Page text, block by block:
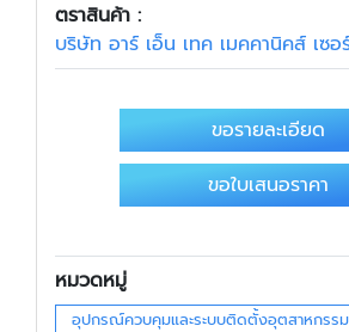
ตราสินค้า :
บริษัท อาร์ เอ็น เทค เมคคานิคส์ เซ
ขอรายละเอียด
ขอใบเสนอราคา
หมวดหมู่
อุปกรณ์ควบคุมและระบบติดตั้งอุตสาหกรรม